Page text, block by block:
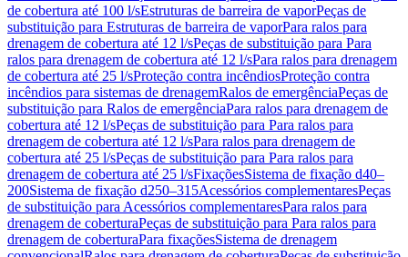
de cobertura até 100 l/sEstruturas de barreira de vaporPeças de
substituição para Estruturas de barreira de vaporPara ralos para
drenagem de cobertura até 12 l/sPeças de substituição para Para
ralos para drenagem de cobertura até 12 l/sPara ralos para drenagem
de cobertura até 25 l/sProteção contra incêndiosProteção contra
incêndios para sistemas de drenagemRalos de emergênciaPeças de
substituição para Ralos de emergênciaPara ralos para drenagem de
cobertura até 12 l/sPeças de substituição para Para ralos para
drenagem de cobertura até 12 l/sPara ralos para drenagem de
cobertura até 25 l/sPeças de substituição para Para ralos para
drenagem de cobertura até 25 l/sFixaçõesSistema de fixação d40–
200Sistema de fixação d250–315Acessórios complementaresPeças
de substituição para Acessórios complementaresPara ralos para
drenagem de coberturaPeças de substituição para Para ralos para
drenagem de coberturaPara fixaçõesSistema de drenagem